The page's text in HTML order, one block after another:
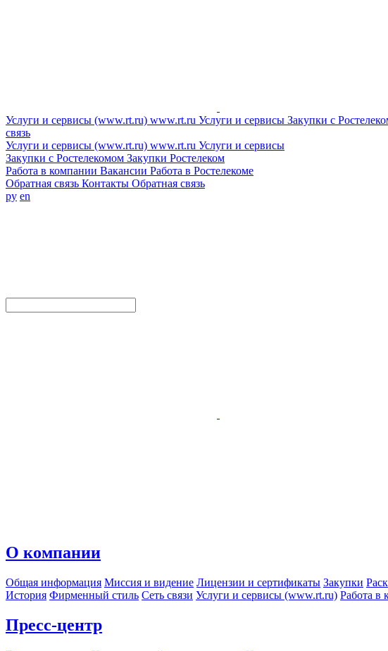
Услуги и сервисы (www.rt.ru) www.rt.ru Услуги и сервисы Закупки с
связь
Услуги и сервисы (www.rt.ru) www.rt.ru Услуги и сервисы
Закупки с Ростелекомом Закупки Ростелеком
Работа в компании Вакансии Работа в Ростелекоме
Обратная связь Контакты Обратная связь
ру en
О компании
Общая информация Миссия и видение Лицензии и сертификаты Закупки
История Фирменный стиль Сеть связи Услуги и сервисы (www.rt.ru) Работа в
Пресс-центр